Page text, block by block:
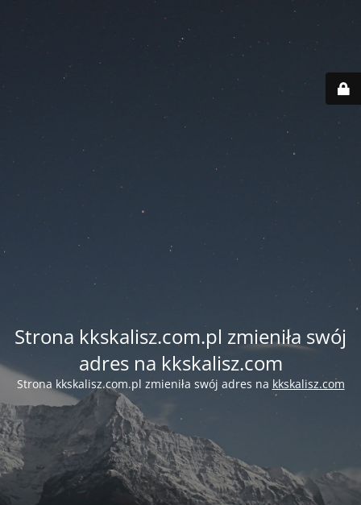
Strona kkskalisz.com.pl zmieniła swój
adres na kkskalisz.com
Strona kkskalisz.com.pl zmieniła swój adres na kkskalisz.com